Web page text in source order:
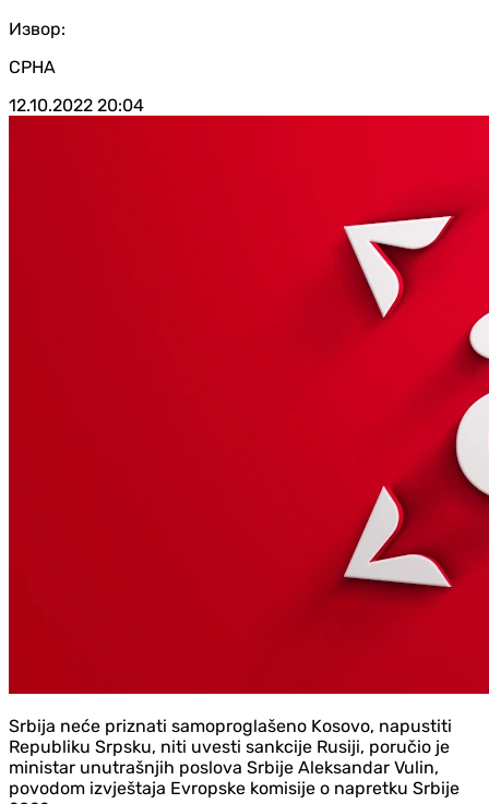
Извор:
СРНА
12.10.2022 20:04
Srbija neće priznati samoproglašeno Kosovo, napustiti
Republiku Srpsku, niti uvesti sankcije Rusiji, poručio je
ministar unutrašnjih poslova Srbije Aleksandar Vulin,
povodom izvještaja Evropske komisije o napretku Srbije